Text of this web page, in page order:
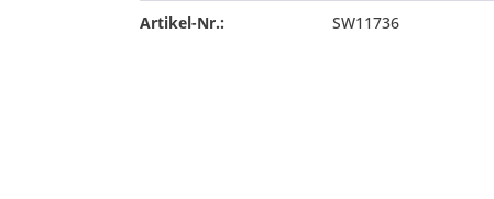
Artikel-Nr.: SW11736